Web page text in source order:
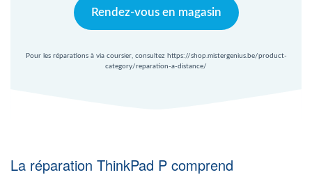
Rendez-vous en magasin
Pour les réparations à via coursier, consultez https://shop.mistergenius.be/product-
category/reparation-a-distance/
La réparation ThinkPad P comprend